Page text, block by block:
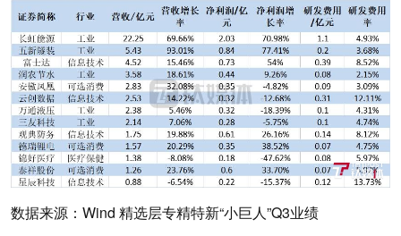
数据来源：Wind 精选层专精特新“小巨人”Q3业绩